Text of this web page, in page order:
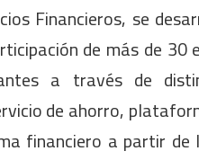
Financieros, se
de más de 30
a través de
de ahorro,
financiero a partir de